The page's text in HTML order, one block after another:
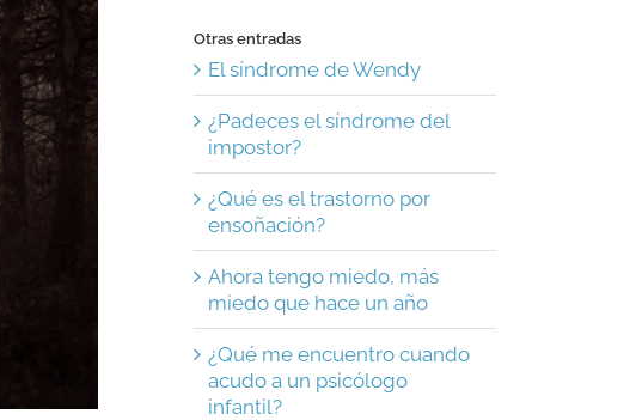
Otras entradas
El síndrome de Wendy
¿Padeces el síndrome del
impostor?
¿Qué es el trastorno por
ensoñación?
Ahora tengo miedo, más
miedo que hace un año
¿Qué me encuentro cuando
acudo a un psicólogo
infantil?